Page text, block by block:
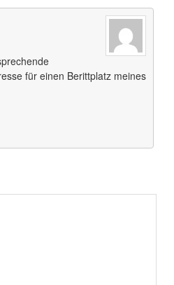
für einen Berittplatz meines